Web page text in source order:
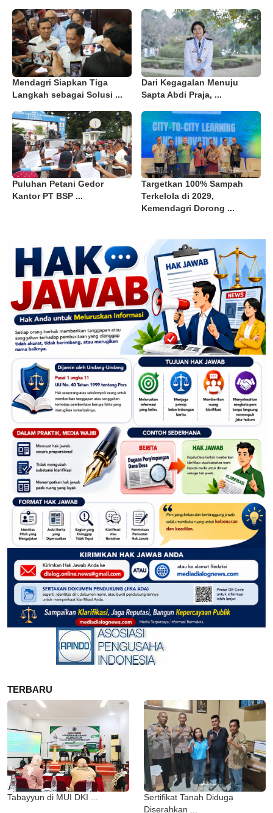
Mendagri Siapkan Tiga
Langkah sebagai Solusi ...
Dari Kegagalan Menuju
Sapta Abdi Praja, ...
Puluhan Petani Gedor
Kantor PT BSP ...
Targetkan 100% Sampah
Terkelola di 2029,
Kemendagri Dorong ...
TERBARU
Tabayyun di MUI DKI ...
Sertifikat Tanah Diduga
Diserahkan ...